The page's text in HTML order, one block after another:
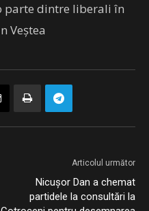
parte dintre liberali în
Veștea
Articolul următor
Nicușor Dan a chemat
partidele la consultări la